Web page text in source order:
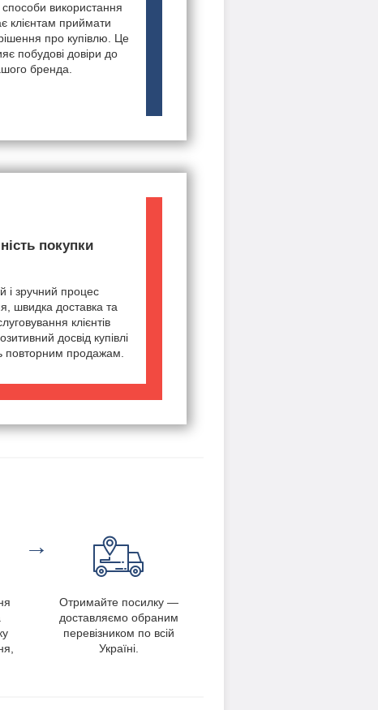
використання
клієнтам приймати
про купівлю. Це
побудові довіри до
бренда.
покупки
і зручний процес
швидка доставка та
клієнтів
досвід купівлі
повторним продажам.
→
Отримайте посилку —
доставляємо обраним
перевізником по всій
Україні.